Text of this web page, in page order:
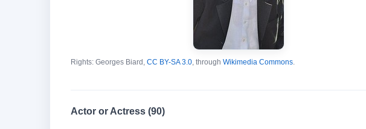
Rights: Georges Biard, CC BY-SA 3.0, through Wikimedia Commons.
Actor or Actress (90)